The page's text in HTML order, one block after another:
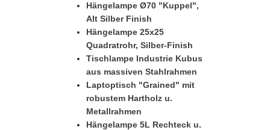
Hängelampe Ø70 "Kuppel",
Alt Silber Finish
Hängelampe 25x25
Quadratrohr, Silber-Finish
Tischlampe Industrie Kubus
aus massiven Stahlrahmen
Laptoptisch "Grained" mit
robustem Hartholz u.
Metallrahmen
Hängelampe 5L Rechteck u.